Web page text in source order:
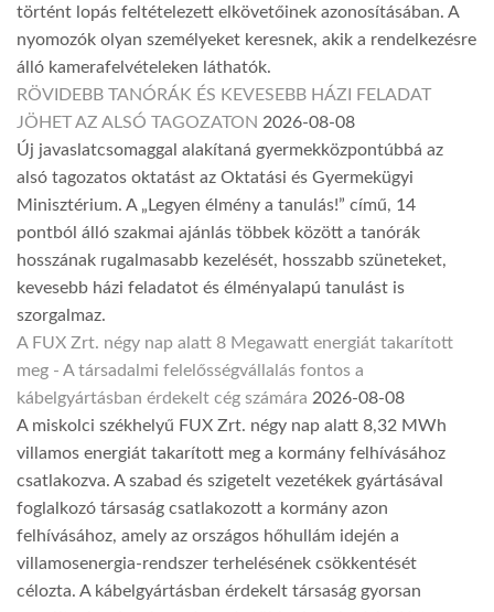
történt lopás feltételezett elkövetőinek azonosításában. A
nyomozók olyan személyeket keresnek, akik a rendelkezésre
álló kamerafelvételeken láthatók.
RÖVIDEBB TANÓRÁK ÉS KEVESEBB HÁZI FELADAT
JÖHET AZ ALSÓ TAGOZATON 2026-08-08
Új javaslatcsomaggal alakítaná gyermekközpontúbbá az
alsó tagozatos oktatást az Oktatási és Gyermekügyi
Minisztérium. A „Legyen élmény a tanulás!” című, 14
pontból álló szakmai ajánlás többek között a tanórák
hosszának rugalmasabb kezelését, hosszabb szüneteket,
kevesebb házi feladatot és élményalapú tanulást is
szorgalmaz.
A FUX Zrt. négy nap alatt 8 Megawatt energiát takarított
meg - A társadalmi felelősségvállalás fontos a
kábelgyártásban érdekelt cég számára 2026-08-08
A miskolci székhelyű FUX Zrt. négy nap alatt 8,32 MWh
villamos energiát takarított meg a kormány felhívásához
csatlakozva. A szabad és szigetelt vezetékek gyártásával
foglalkozó társaság csatlakozott a kormány azon
felhívásához, amely az országos hőhullám idején a
villamosenergia-rendszer terhelésének csökkentését
célozta. A kábelgyártásban érdekelt társaság gyorsan